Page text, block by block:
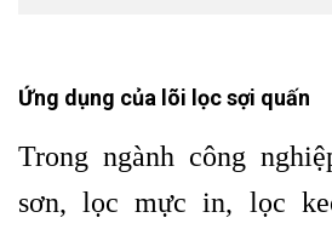
Ứng dụng của lõi lọc sợi quấn
Trong ngành công
sơn, lọc mực in, lọc